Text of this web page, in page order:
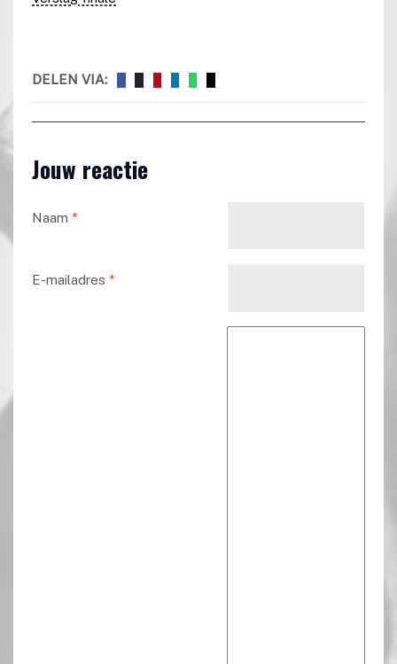
DELEN VIA:
Jouw reactie
Naam *
E-mailadres *